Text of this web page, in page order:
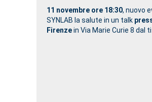
11 novembre ore 18:30, nuovo
SYNLAB la salute in un talk
Firenzein Via Marie Curie 8 dal